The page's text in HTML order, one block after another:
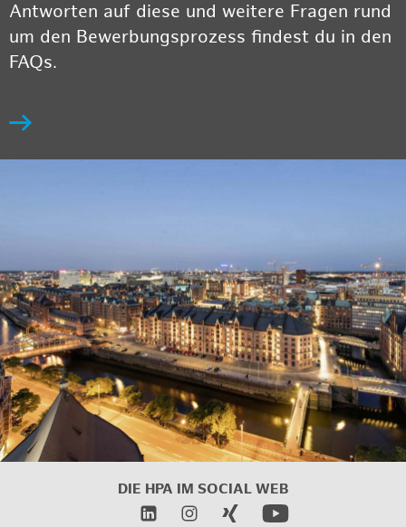
Antworten auf diese und weitere Fragen rund
um den Bewerbungsprozess findest du in den
FAQs.
DIE HPA IM SOCIAL WEB